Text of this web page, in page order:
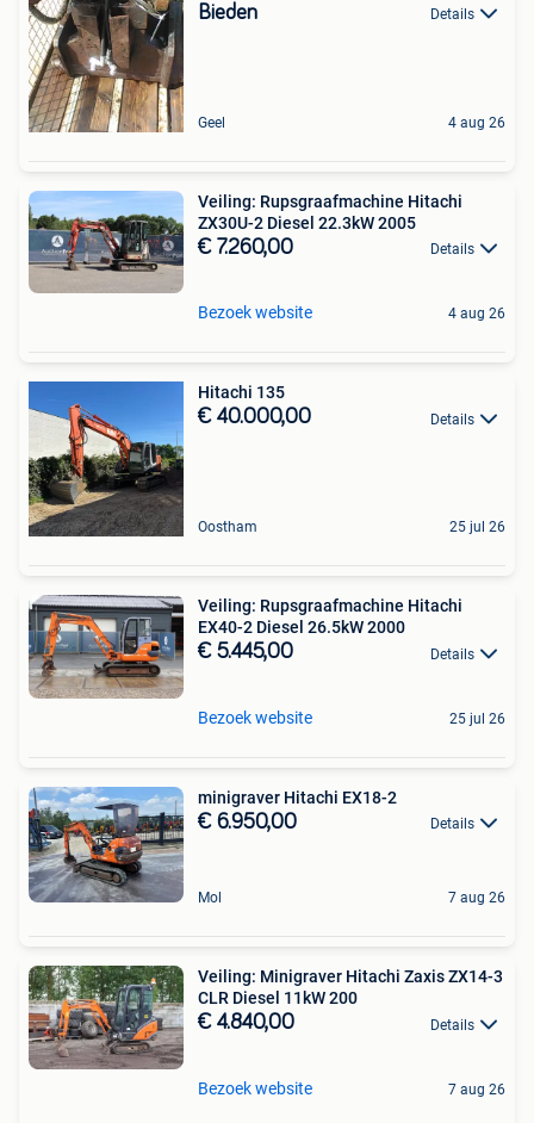
Bieden Details
Geel 4 aug 26
Veiling: Rupsgraafmachine Hitachi
ZX30U-2 Diesel 22.3kW 2005
€ 7.260,00 Details
Bezoek website 4 aug 26
Hitachi 135
€ 40.000,00 Details
Oostham 25 jul 26
Veiling: Rupsgraafmachine Hitachi
EX40-2 Diesel 26.5kW 2000
€ 5.445,00 Details
Bezoek website 25 jul 26
minigraver Hitachi EX18-2
€ 6.950,00 Details
Mol 7 aug 26
Veiling: Minigraver Hitachi Zaxis ZX14-3
CLR Diesel 11kW 200
€ 4.840,00 Details
Bezoek website 7 aug 26